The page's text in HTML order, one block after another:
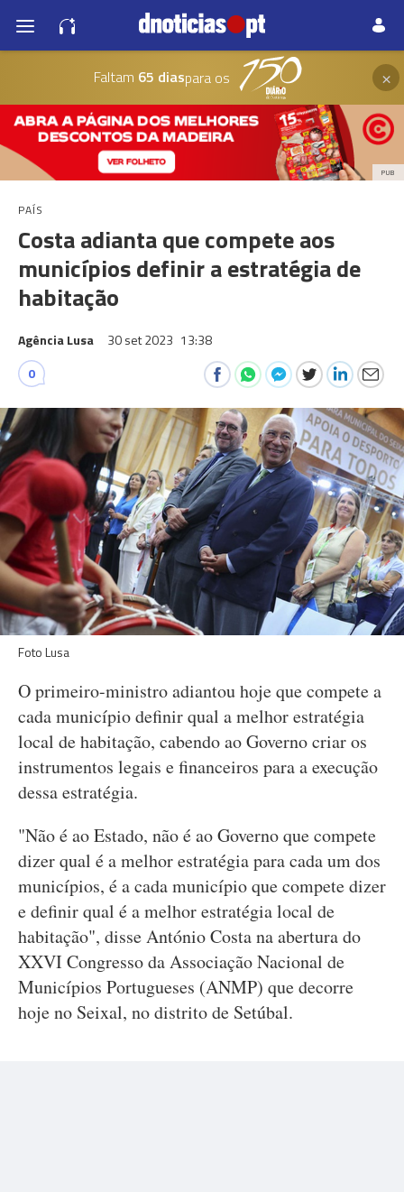
Faltam 65 diaspara os ×
PUB
PAÍS
Costa adianta que compete aos
municípios definir a estratégia de
habitação
Agência Lusa 30 set 2023 13:38
0
Foto Lusa
O primeiro-ministro adiantou hoje que compete a
cada município definir qual a melhor estratégia
local de habitação, cabendo ao Governo criar os
instrumentos legais e financeiros para a execução
dessa estratégia.
"Não é ao Estado, não é ao Governo que compete
dizer qual é a melhor estratégia para cada um dos
municípios, é a cada município que compete dizer
e definir qual é a melhor estratégia local de
habitação", disse António Costa na abertura do
XXVI Congresso da Associação Nacional de
Municípios Portugueses (ANMP) que decorre
hoje no Seixal, no distrito de Setúbal.